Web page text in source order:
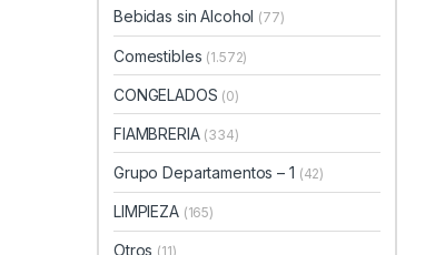
Bebidas sin Alcohol (77)
Comestibles (1.572)
CONGELADOS (0)
FIAMBRERIA (334)
Grupo Departamentos – 1 (42)
LIMPIEZA (165)
Otros (11)